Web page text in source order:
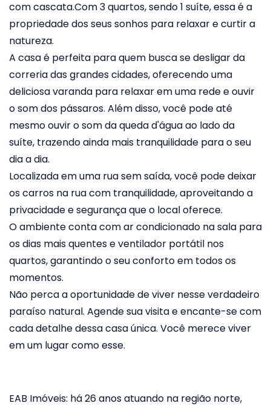
com cascata.Com 3 quartos, sendo 1 suíte, essa é a
propriedade dos seus sonhos para relaxar e curtir a
natureza.
A casa é perfeita para quem busca se desligar da
correria das grandes cidades, oferecendo uma
deliciosa varanda para relaxar em uma rede e ouvir
o som dos pássaros. Além disso, você pode até
mesmo ouvir o som da queda d'água ao lado da
suíte, trazendo ainda mais tranquilidade para o seu
dia a dia.
Localizada em uma rua sem saída, você pode deixar
os carros na rua com tranquilidade, aproveitando a
privacidade e segurança que o local oferece.
O ambiente conta com ar condicionado na sala para
os dias mais quentes e ventilador portátil nos
quartos, garantindo o seu conforto em todos os
momentos.
Não perca a oportunidade de viver nesse verdadeiro
paraíso natural. Agende sua visita e encante-se com
cada detalhe dessa casa única. Você merece viver
em um lugar como esse.
EAB Imóveis: há 26 anos atuando na região norte,